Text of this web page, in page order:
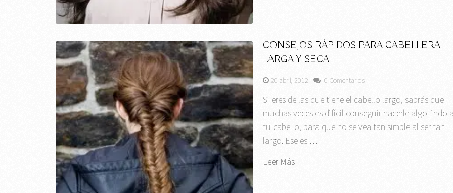
CONSEJOS RÁPIDOS PARA CABELLERA
LARGA Y SECA
20 abril, 2012 0 Comentarios
Si eres de las que tiene el cabello largo, sabrás que
muchas veces es difícil conseguir hacerle algo lindo
tu cabello, para que no se vea tan simple al ser tan
largo. Ese es …
Leer Más